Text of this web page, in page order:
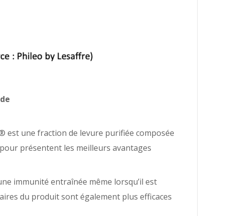
est une fraction de levure purifiée composée
présentent les meilleurs avantages
immunité entraînée même lorsqu’il est
du produit sont également plus efficaces